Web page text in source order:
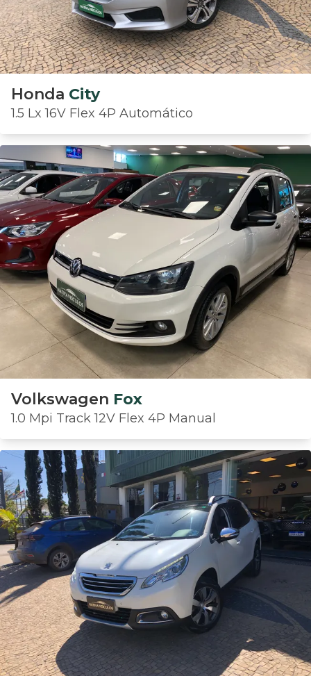
Honda City
1.5 Lx 16V Flex 4P Automático
Volkswagen Fox
1.0 Mpi Track 12V Flex 4P Manual